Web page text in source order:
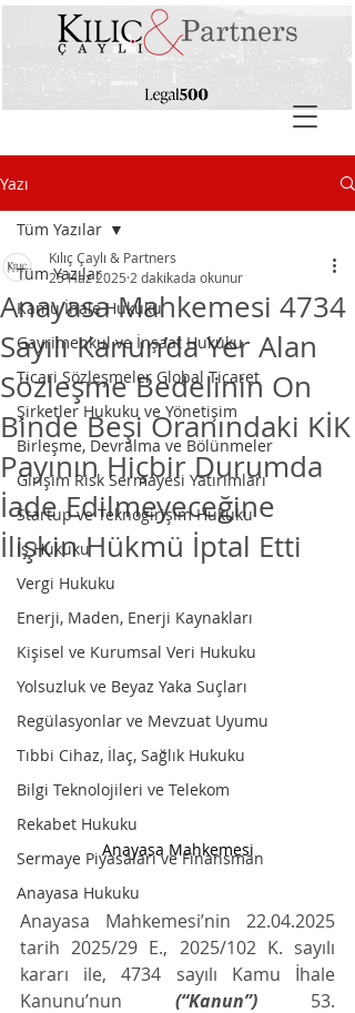
Yazı
Tüm Yazılar
Kamu İhale Hukuku
Gayrimenkul ve İnşaat Hukuku
Ticari Sözleşmeler Global Ticaret
Şirketler Hukuku ve Yönetişim
Birleşme, Devralma ve Bölünmeler
Girişim Risk Sermayesi Yatırımları
Startup ve Teknogirişim Hukuku
İş Hukuku
Vergi Hukuku
Enerji, Maden, Enerji Kaynakları
Kişisel ve Kurumsal Veri Hukuku
Yolsuzluk ve Beyaz Yaka Suçları
Regülasyonlar ve Mevzuat Uyumu
Tıbbi Cihaz, İlaç, Sağlık Hukuku
Bilgi Teknolojileri ve Telekom
Rekabet Hukuku
Sermaye Piyasaları ve Finansman
Anayasa Hukuku
Tüm Yazılar
Anayasa Mahkemesi 4734
Sayılı Kanun’da Yer Alan
Sözleşme Bedelinin On
Binde Beşi Oranındaki KİK
Payının Hiçbir Durumda
İade Edilmeyeceğine
İlişkin Hükmü İptal Etti
Kılıç Çaylı & Partners
25 Haz 2025 2 dakikada okunur
Anayasa Mahkemesi
Anayasa Mahkemesi’nin 22.04.2025
tarih 2025/29 E., 2025/102 K. sayılı
kararı ile, 4734 sayılı Kamu İhale
Kanunu’nun (“Kanun”) 53.